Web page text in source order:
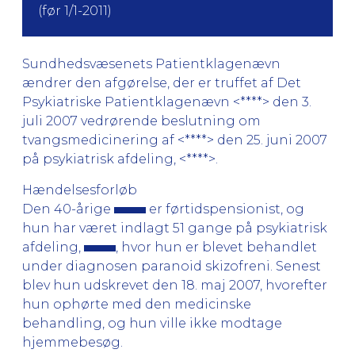
(før 1/1-2011)
Sundhedsvæsenets Patientklagenævn
ændrer den afgørelse, der er truffet af Det
Psykiatriske Patientklagenævn <****> den 3.
juli 2007 vedrørende beslutning om
tvangsmedicinering af <****> den 25. juni 2007
på psykiatrisk afdeling, <****>.
Hændelsesforløb
Den 40-årige
er førtidspensionist, og
hun har været indlagt 51 gange på psykiatrisk
afdeling,
, hvor hun er blevet behandlet
under diagnosen paranoid skizofreni. Senest
blev hun udskrevet den 18. maj 2007, hvorefter
hun ophørte med den medicinske
behandling, og hun ville ikke modtage
hjemmebesøg.